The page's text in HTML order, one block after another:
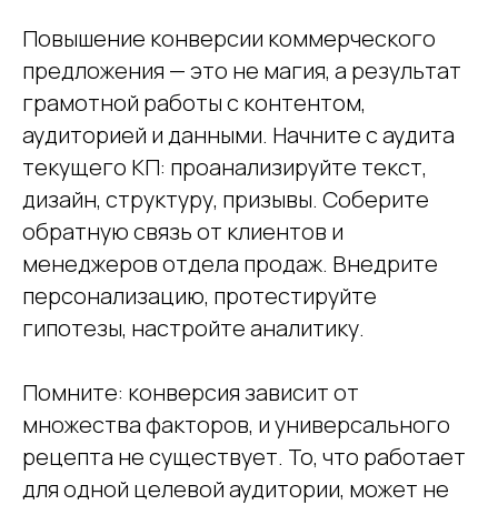
Повышение конверсии коммерческого
предложения — это не магия, а результат
грамотной работы с контентом,
аудиторией и данными. Начните с аудита
текущего КП: проанализируйте текст,
дизайн, структуру, призывы. Соберите
обратную связь от клиентов и
менеджеров отдела продаж. Внедрите
персонализацию, протестируйте
гипотезы, настройте аналитику.
Помните: конверсия зависит от
множества факторов, и универсального
рецепта не существует. То, что работает
для одной целевой аудитории, может не